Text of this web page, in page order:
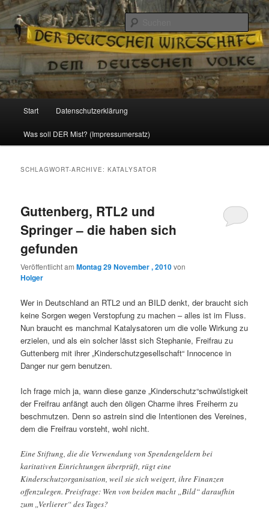
Reizzentrum
Politik, Wirtschaft, Soziales und Gesellschaft
Zum
Inhalt
Zum
sekundären
Start Datenschutzerklärung
Was soll DER Mist? (Impressumersatz)
SCHLAGWORT-ARCHIVE:KATALYSATOR
Guttenberg, RTL2 und
Springer – die haben sich
gefunden
Veröffentlicht amMontag 29 November , 2010von
Holger
Wer in Deutschland an RTL2 und an BILD denkt, der braucht sich
keine Sorgen wegen Verstopfung zu machen – alles ist im Fluss.
Nun braucht es manchmal Katalysatoren um die volle Wirkung zu
erzielen, und als ein solcher lässt sich Stephanie, Freifrau zu
Guttenberg mit ihrer „Kinderschutzgesellschaft“ Innocence in
Danger nur gern benutzen.
Ich frage mich ja, wann diese ganze „Kinderschutz“schwülstigkeit
der Freifrau anfängt auch den öligen Charme ihres Freiherrn zu
beschmutzen. Denn so astrein sind die Intentionen des Vereines,
dem die Freifrau vorsteht, wohl nicht.
Eine Stiftung, die die Verwendung von Spendengeldern bei
karitativen Einrichtungen überprüft, rügt eine
Kinderschutzorganisation, weil sie sich weigert, ihre Finanzen
offenzulegen. Preisfrage: Wen von beiden macht „Bild“ daraufhin
zum „Verlierer“ des Tages?